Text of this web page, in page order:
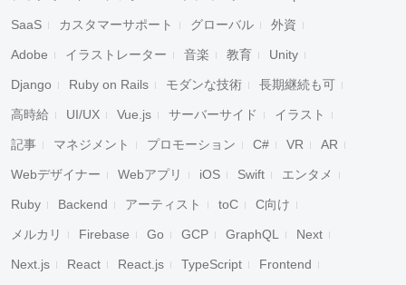
SaaS カスタマーサポート グローバル 外資
Adobe イラストレーター 音楽 教育 Unity
Django Ruby on Rails モダンな技術 長期継続も可
高時給 UI/UX Vue.js サーバーサイド イラスト
記事 マネジメント プロモーション C# VR AR
Webデザイナー Webアプリ iOS Swift エンタメ
Ruby Backend アーティスト toC C向け
メルカリ Firebase Go GCP GraphQL Next
Next.js React React.js TypeScript Frontend